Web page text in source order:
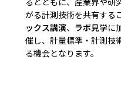
がる計測技術を共有する
ックス講演、 ラボ見学に
催し、計量標準・計測技
る機会となります。